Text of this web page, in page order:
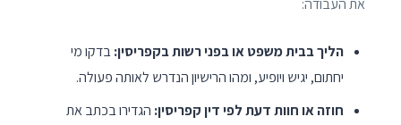
הליך בבית משפט או בפני רשות בקפריסין:בדקו מי
יחתום, יגיש ויופיע, ומהו הרישיון הנדרש לאותה פעולה.
חוזה או חוות דעת לפי דין קפריסין: הגדירו בכתב את